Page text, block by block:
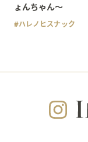
ょんちゃん〜
ハレノヒスナック